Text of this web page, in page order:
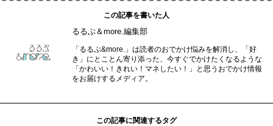
この記事を書いた人
るるぶ＆more.編集部
「るるぶ&more.」は読者のおでかけ悩みを解消し、「好
き」にとことん寄り添った、今すぐでかけたくなるような
「かわいい！きれい！マネしたい！」と思うおでかけ情報
をお届けするメディア。
この記事に関連するタグ